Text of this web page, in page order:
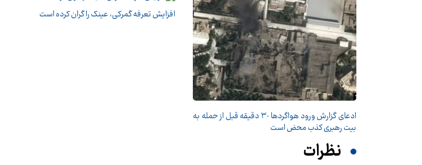
ادعای گزارش ورود هواگردها ٣٠ دقیقه قبل از حمله به
بیت رهبری کذب محض است
افزایش تعرفه گمرکی، عینک را گران کرده است
نظرات